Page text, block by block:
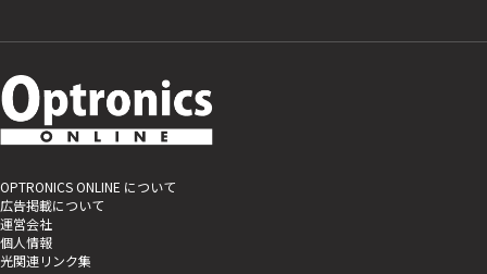
OPTRONICS ONLINE について
広告掲載について
運営会社
個人情報
光関連リンク集